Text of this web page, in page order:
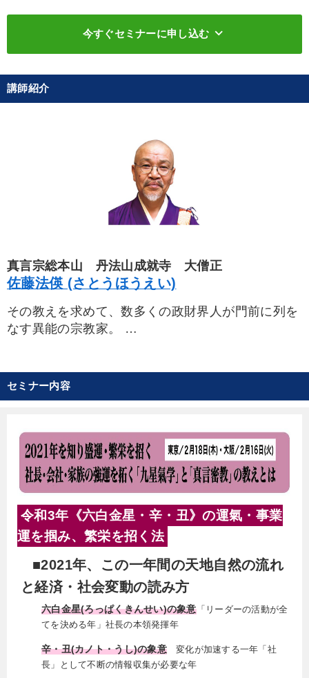
今すぐセミナーに申し込む keyboard_arrow_down
講師紹介
真言宗総本山 丹法山成就寺 大僧正
佐藤法偀 (さとうほうえい)
その教えを求めて、数多くの政財界人が門前に列を
なす異能の宗教家。
1947年山梨県生まれ。法政大学経営学部卒業。日本
最大手の生命保険会社にて、全国トップ・セールス
灸治療院を開院。その後、縁あって仏道に入り、84
年高野山金剛峯寺（森寛紹猊下）にて得度、法名真
鑑。山形県天童市に、2001年護摩堂を、07年宗教
法人を取得し本堂を落慶。また、06年には地元・天
童市農業委員会より専従農家の認定を受ける。10年
秋、東京銀座にも別院、護摩堂「丹心院」を落慶。
総本山では学びの寺として「自然に学ぶ、食に学
場を開き、田植え、稲刈り、坐禅、写経などを通じ
て、大自然の中で自分を活かすことを学んでもらっ
ている。また仏事、農業のかたわら人生相談および
経営相談を受ける。著書に『もっと素敵な人生
セミナー内容
令和3年《六白金星・辛・丑》の運氣・事業
運を掴み、繁栄を招く法
■2021年、この一年間の天地自然の流れ
と経済・社会変動の読み方
六白金星(ろっぱくきんせい)の象意「リーダーの活動が全
てを決める年」社長の本領発揮年
辛・丑(カノト・うし)の象意変化が加速する一年「社
長」として不断の情報収集が必要な年